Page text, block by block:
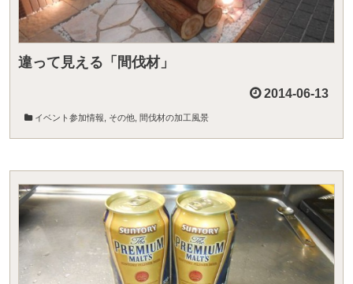
違って見える「間伐材」
2014-06-13
イベント参加情報 その他 間伐材の加工風景